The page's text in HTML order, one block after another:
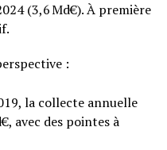
(3,6 Md€). À première
:
la collecte annuelle
avec des pointes à